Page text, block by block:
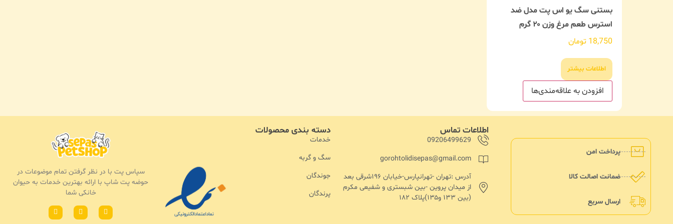
بستنی سگ یو اس پت مدل ضد
استرس طعم مرغ وزن ۲۰ گرم
18,750 تومان
اطلاعات بیشتر
افزودن به علاقه‌مندی‌ها
پرداخت امن
ضمانت اصالت کالا
ارسال سریع
اطلاعات تماس
09206499629
gorohtolidisepas@gmail.com
آدرس :تهران -تهرانپارس-خیابان ۱۹۶شرقی بعد
از میدان پروین -بین شبستری و شفیعی مکرم
(بین ۱۳۳ و۱۳۵)پلاک ۱۸۲
دسته بندی محصولات
خدمات
سگ و گربه
جوندگان
پرندگان
سپاس پت با در نظر گرفتن تمام موضوعات در
حوضه پت شاپ با ارائه بهترین خدمات به حیوان
خانکی شما